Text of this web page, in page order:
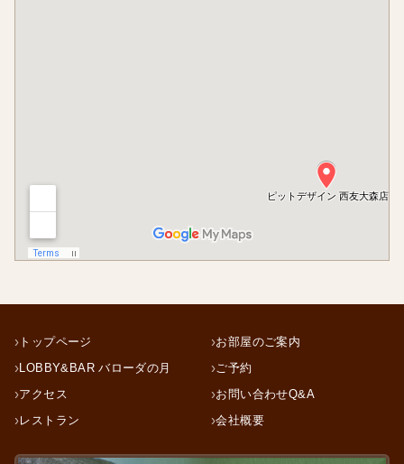
トップページ
お部屋のご案内
LOBBY&BAR バローダの月
ご予約
アクセス
お問い合わせQ&A
レストラン
会社概要